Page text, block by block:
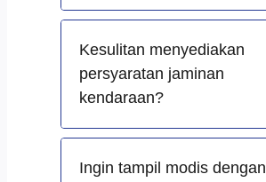
Kesulitan menyediakan
persyaratan jaminan
kendaraan?
Ingin tampil modis dengan